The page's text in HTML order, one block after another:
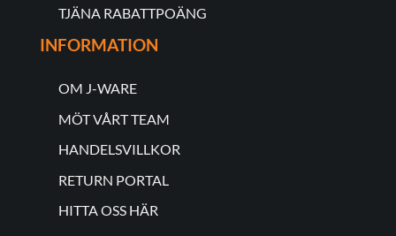
TJÄNA RABATTPOÄNG
INFORMATION
OM J-WARE
MÖT VÅRT TEAM
HANDELSVILLKOR
RETURN PORTAL
HITTA OSS HÄR